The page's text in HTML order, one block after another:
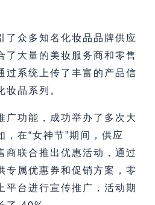
了众多知名化妆品品牌供应
了大量的美妆服务商和零售
过系统上传了丰富的产品信
妆品系列。
广功能，成功举办了多次大
，在“女神节”期间，供应
商联合推出优惠活动，通过
专属优惠券和促销方案，零
平台进行宣传推广，活动期